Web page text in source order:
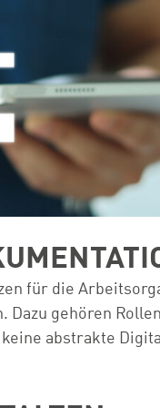
für die
gehören
abstrakte